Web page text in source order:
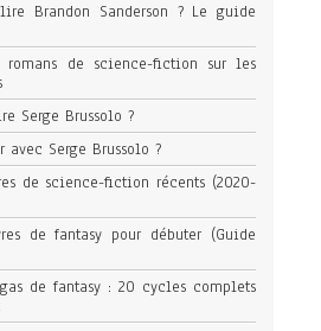
Brandon Sanderson ? Le guide
romans de science-fiction sur les
Serge Brussolo ?
avec Serge Brussolo ?
de science-fiction récents (2020-
de fantasy pour débuter (Guide
de fantasy : 20 cycles complets